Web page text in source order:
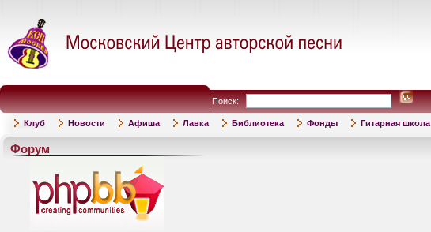
Поиск:
Клуб Новости Афиша Лавка Библиотека Фонды Гитарная школа
Форум